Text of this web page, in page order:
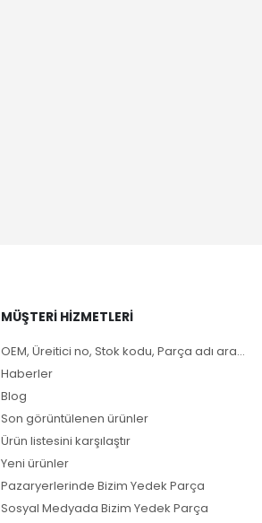
MÜŞTERI HIZMETLERI
OEM, Üreitici no, Stok kodu, Parça adı ara...
Haberler
Blog
Son görüntülenen ürünler
Ürün listesini karşılaştır
Yeni ürünler
Pazaryerlerinde Bizim Yedek Parça
Sosyal Medyada Bizim Yedek Parça